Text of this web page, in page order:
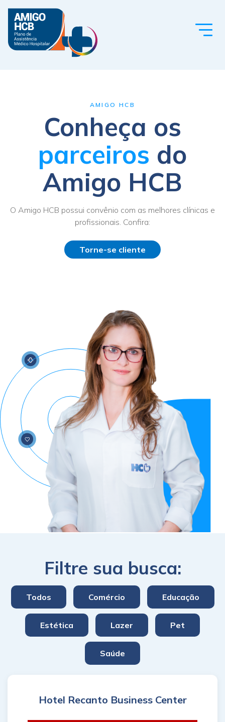
AMIGO HCB
Conheça os
parceiros do
Amigo HCB
O Amigo HCB possui convênio com as melhores clínicas e
profissionais. Confira:
Torne-se cliente
Filtre sua busca:
Todos Comércio Educação
Estética Lazer Pet
Saúde
Hotel Recanto Business Center